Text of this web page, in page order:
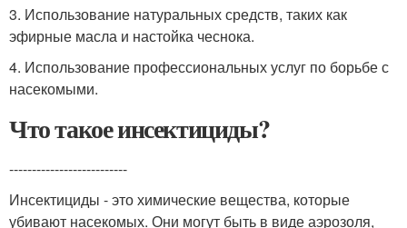
3. Использование натуральных средств, таких как
эфирные масла и настойка чеснока.
4. Использование профессиональных услуг по борьбе с
насекомыми.
Что такое инсектициды?
--------------------------
Инсектициды - это химические вещества, которые
убивают насекомых. Они могут быть в виде аэрозоля,